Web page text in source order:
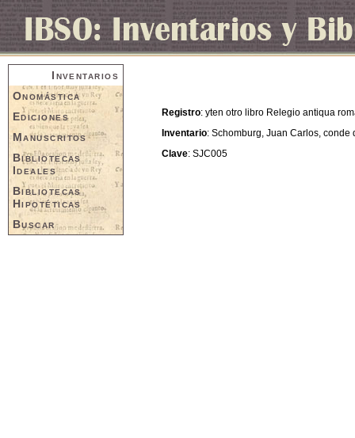
Inventarios
Onomástica
Ediciones
Manuscritos
Bibliotecas
Ideales
Bibliotecas
Hipotéticas
Buscar
Registro: yten otro libro Relegio antiqua
Inventario: Schomburg, Juan Carlos, conde
Clave: SJC005